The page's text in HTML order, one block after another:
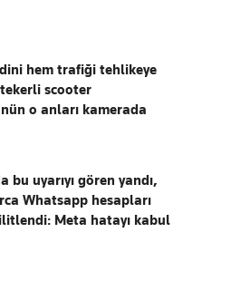
hem trafiği tehlikeye
scooter
o anları kamerada
bu uyarıyı gören yandı,
Whatsapp hesapları
Meta hatayı kabul